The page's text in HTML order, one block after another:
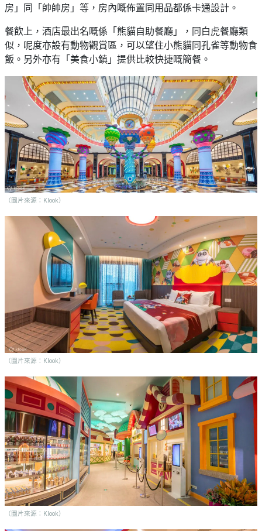
房」同「帥帥房」等，房內嘅佈置同用品都係卡通設計。
餐飲上，酒店最出名嘅係「熊貓自助餐廳」，同白虎餐廳類
似，呢度亦設有動物觀賞區，可以望住小熊貓同孔雀等動物食
飯。另外亦有「美食小鎮」提供比較快捷嘅簡餐。
（圖片來源：Klook）
（圖片來源：Klook）
（圖片來源：Klook）